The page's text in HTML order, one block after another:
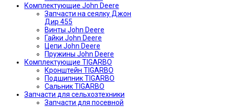
Комплектующие John Deere
Запчасти на сеялку Джон
Дир 455
Винты John Deere
Гайки John Deere
Цепи John Deere
Пружины John Deere
Комплектующие TIGARBO
Кронштейн TIGARBO
Подшипник TIGARBO
Сальник TIGARBO
Запчасти для сельхозтехники
Запчасти для посевной